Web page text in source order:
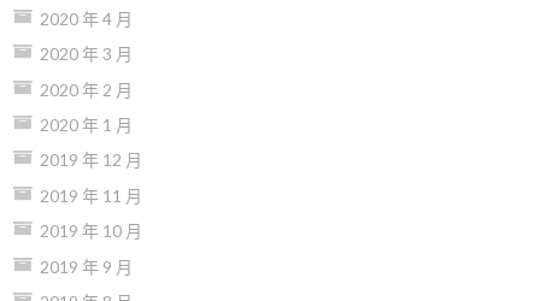
2020 年 4 月
2020 年 3 月
2020 年 2 月
2020 年 1 月
2019 年 12 月
2019 年 11 月
2019 年 10 月
2019 年 9 月